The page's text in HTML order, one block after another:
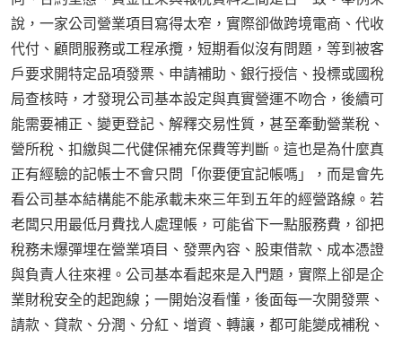
說，一家公司營業項目寫得太窄，實際卻做跨境電商、代收
代付、顧問服務或工程承攬，短期看似沒有問題，等到被客
戶要求開特定品項發票、申請補助、銀行授信、投標或國稅
局查核時，才發現公司基本設定與真實營運不吻合，後續可
能需要補正、變更登記、解釋交易性質，甚至牽動營業稅、
營所稅、扣繳與二代健保補充保費等判斷。這也是為什麼真
正有經驗的記帳士不會只問「你要便宜記帳嗎」，而是會先
看公司基本結構能不能承載未來三年到五年的經營路線。若
老闆只用最低月費找人處理帳，可能省下一點服務費，卻把
稅務未爆彈埋在營業項目、發票內容、股東借款、成本憑證
與負責人往來裡。公司基本看起來是入門題，實際上卻是企
業財稅安全的起跑線；一開始沒看懂，後面每一次開發票、
請款、貸款、分潤、分紅、增資、轉讓，都可能變成補稅、